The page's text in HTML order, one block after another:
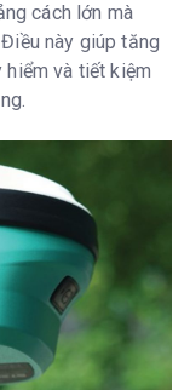
cách lớn mà
này giúp tăng
và tiết kiệm